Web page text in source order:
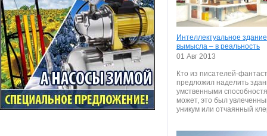
Интеллектуальное
вымысла – в реальность
01 Авг 2013
Кто из писателей-
предложил наделить
умственными
может, это был
уникум или отчаянный